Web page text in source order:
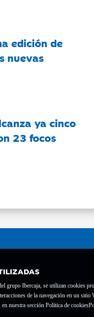
grupo Ibercaja, se utilizan cookies
de la navegación en un
nuestra sección Política de cookies
edición de
nuevas
ya cinco
23 focos
con el nº 1689.